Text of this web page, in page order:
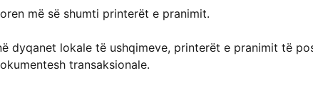
më së shumti printerët e pranimit.
dyqanet lokale të ushqimeve, printerët e pranimit të
transaksionale.